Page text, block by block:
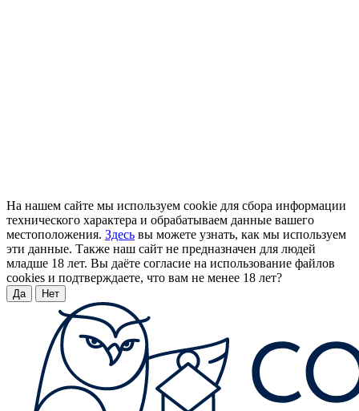
На нашем сайте мы используем cookie для сбора информации
технического характера и обрабатываем данные вашего
местоположения. Здесь вы можете узнать, как мы используем
эти данные. Также наш сайт не предназначен для людей
младше 18 лет. Вы даёте согласие на использование файлов
cookies и подтверждаете, что вам не менее 18 лет?
Да Нет